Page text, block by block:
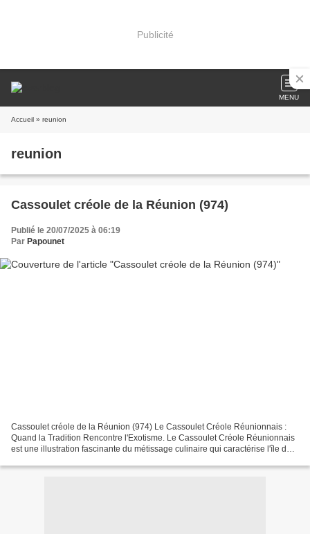
Publicité
MENU
Accueil » reunion
reunion
Cassoulet créole de la Réunion (974)
Publié le 20/07/2025 à 06:19
Par Papounet
Cassoulet créole de la Réunion (974) Le Cassoulet Créole Réunionnais :
Quand la Tradition Rencontre l'Exotisme. Le Cassoulet Créole Réunionnais
est une illustration fascinante du métissage culinaire qui caractérise l'île de